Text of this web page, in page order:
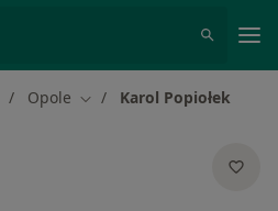
Opole Zmień miasto
Karol Popiołek